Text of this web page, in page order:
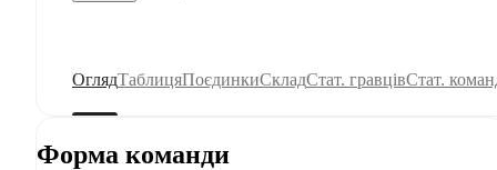
ОглядТаблицяПоєдинкиСкладСтат. гравцівСтат.
Форма команди